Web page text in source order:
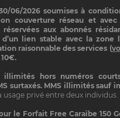
des données
électroniques
06/2026 soumises à
couverture réseau et
aux abonnés
lien stable avec la zone
raisonnable des services (
10€.
illimités hors numéros
surtaxés. MMS illimités sauf
usage privé entre deux individus.
le Forfait Free Caraïbe 150